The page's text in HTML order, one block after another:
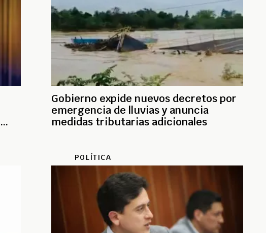
Gobierno expide nuevos decretos por
emergencia de lluvias y anuncia
medidas tributarias adicionales
POLÍTICA